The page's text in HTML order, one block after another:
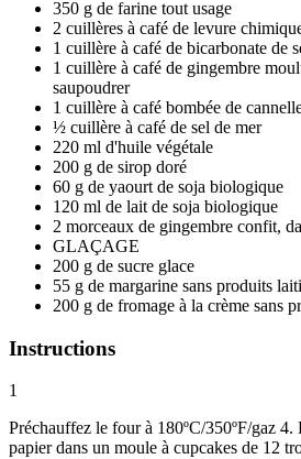
350 g de farine tout usage
2 cuillères à café de levure
1 cuillère à café de bicarbonate de
1 cuillère à café de gingembre
saupoudrer
1 cuillère à café bombée de
½ cuillère à café de sel de mer
220 ml d'huile végétale
200 g de sirop doré
60 g de yaourt de soja biologique
120 ml de lait de soja biologique
2 morceaux de gingembre confit,
GLAÇAGE
200 g de sucre glace
55 g de margarine sans produits
200 g de fromage à la crème sans
Instructions
1
Préchauffez le four à 180ºC/350ºF/gaz 4.
papier dans un moule à cupcakes de 12